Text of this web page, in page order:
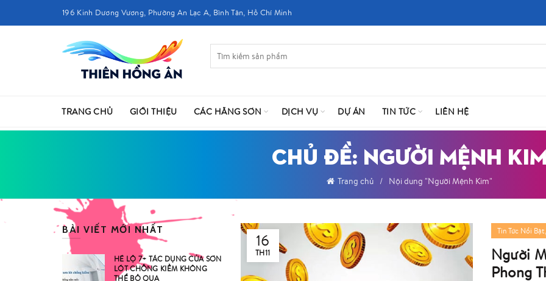
196 Kinh Dương Vương, Phường An Lạc A, Bình Tân, Hồ Chí Minh
TRANG CHỦ GIỚI THIỆU CÁC HÃNG SƠN DỊCH VỤ DỰ ÁN TIN TỨC LIÊN HỆ
CHỦ ĐỀ: NGƯỜI MỆNH
Trang chủ Nội dung "Người Mệnh Kim"
16
TH11
Tin Tức Nổi Bật,
Người
Phong
BÀI VIẾT MỚI NHẤT
HÉ LỘ 7+ TÁC DỤNG CỦA SƠN
LÓT CHỐNG KIỀM KHÔNG
THỂ BỎ QUA